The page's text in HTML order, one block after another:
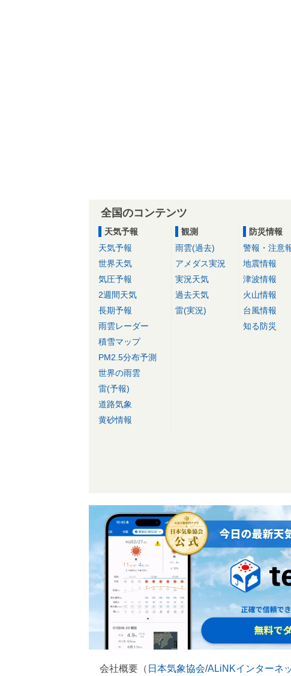
全国のコンテンツ
天気予報
天気予報
世界天気
気圧予報
2週間天気
長期予報
雨雲レーダー
積雪マップ
PM2.5分布予測
世界の雨雲
雷(予報)
道路気象
黄砂情報
観測
雨雲(過去)
アメダス実況
実況天気
過去天気
雷(実況)
防災情報
警報・注意
地震情報
津波情報
火山情報
台風情報
知る防災
会社概要（ 日本気象協会/ALiNKインターネ